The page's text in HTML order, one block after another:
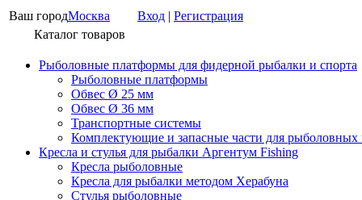
Ваш городМосква Вход | Регистрация
Каталог товаров
Рыболовные платформы для фидерной рыбалки и спорта
Рыболовные платформы
Обвес Ø 25 мм
Обвес Ø 36 мм
Транспортные системы
Комплектующие и запасные части для рыболовных
Кресла и стулья для рыбалки Аргентум Fishing
Кресла рыболовные
Кресла для рыбалки методом Херабуна
Стулья рыболовные